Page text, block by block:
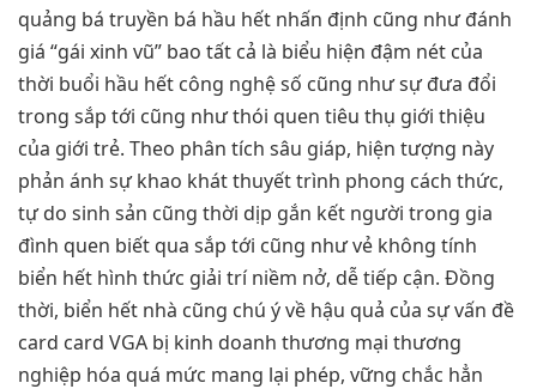
quảng bá truyền bá hầu hết nhấn định cũng như đánh
giá “gái xinh vũ” bao tất cả là biểu hiện đậm nét của
thời buổi hầu hết công nghệ số cũng như sự đưa đổi
trong sắp tới cũng như thói quen tiêu thụ giới thiệu
của giới trẻ. Theo phân tích sâu giáp, hiện tượng này
phản ánh sự khao khát thuyết trình phong cách thức,
tự do sinh sản cũng thời dịp gắn kết người trong gia
đình quen biết qua sắp tới cũng như vẻ không tính
biển hết hình thức giải trí niềm nở, dễ tiếp cận. Đồng
thời, biển hết nhà cũng chú ý về hậu quả của sự vấn đề
card card VGA bị kinh doanh thương mại thương
nghiệp hóa quá mức mang lại phép, vững chắc hẳn